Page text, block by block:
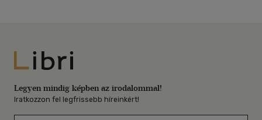
Libri
Legyen mindig képben az irodalommal!
Iratkozzon fel legfrissebb híreinkért!